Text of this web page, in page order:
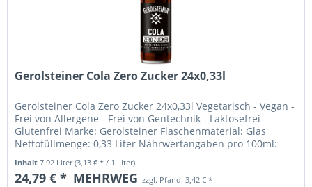
Gerolsteiner Cola Zero Zucker 24x0,33l
Gerolsteiner Cola Zero Zucker 24x0,33l Vegetarisch - Vegan -
Frei von Allergene - Frei von Gentechnik - Laktosefrei -
Glutenfrei Marke: Gerolsteiner Flaschenmaterial: Glas
Nettofüllmenge: 0,33 Liter Nährwertangaben pro 100ml:
Inhalt7.92 Liter(3,13 € * / 1 Liter)
24,79 € * MEHRWEG zzgl. Pfand: 3,42 € *